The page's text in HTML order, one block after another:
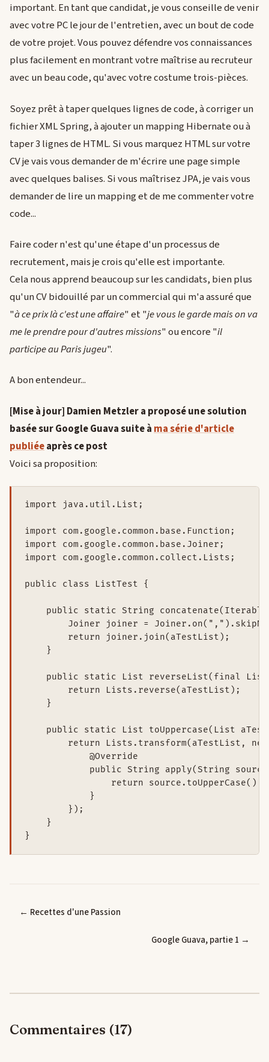
important. En tant que candidat, je vous conseille de venir
avec votre PC le jour de l'entretien, avec un bout de code
de votre projet. Vous pouvez défendre vos connaissances
plus facilement en montrant votre maîtrise au recruteur
avec un beau code, qu'avec votre costume trois-pièces.
Soyez prêt à taper quelques lignes de code, à corriger un
fichier XML Spring, à ajouter un mapping Hibernate ou à
taper 3 lignes de HTML. Si vous marquez HTML sur votre
CV je vais vous demander de m'écrire une page simple
avec quelques balises. Si vous maîtrisez JPA, je vais vous
demander de lire un mapping et de me commenter votre
code...
Faire coder n'est qu'une étape d'un processus de
recrutement, mais je crois qu'elle est importante.
Cela nous apprend beaucoup sur les candidats, bien plus
qu'un CV bidouillé par un commercial qui m'a assuré que
"à ce prix là c'est une affaire" et "je vous le garde mais on va
me le prendre pour d'autres missions" ou encore "il
participe au Paris jugeu".
A bon entendeur...
[Mise à jour] Damien Metzler a proposé une solution
basée sur Google Guava suite à ma série d'article
publiéeaprès ce post
Voici sa proposition:
import java.util.List;
import com.google.common.base.Function;
import com.google.common.base.Joiner;
import com.google.common.collect.Lists;
public class ListTest {
public static String
Joiner joiner =
        return joiner.join(aTestList);
    }
public static List reverseList(final
        return Lists.reverse(aTestList);
    }
public static List toUppercase(List
return Lists.transform(aTestList,
            @Override
public String apply(String
                return source.toUpperCase();
            }
        });
    }
← Recettes d'une Passion
Google Guava, partie 1 →
Commentaires (17)